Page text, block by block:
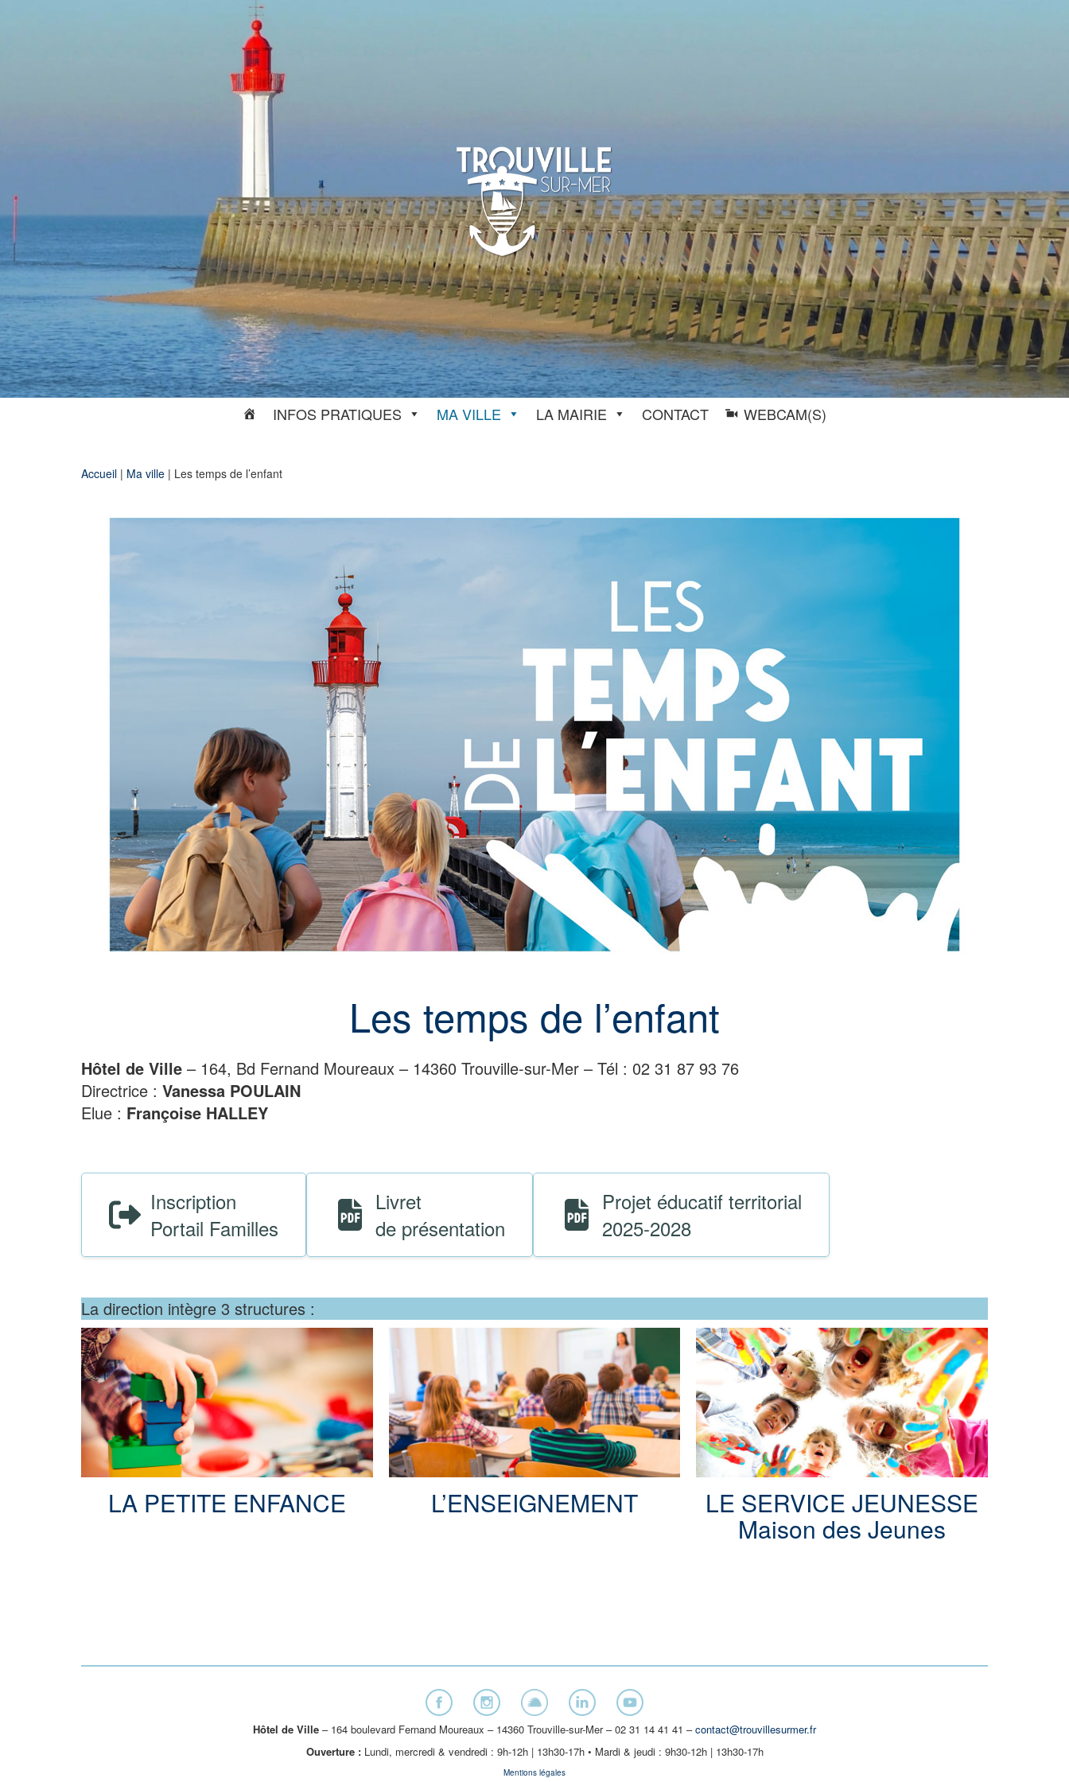
TROUVILLE-SUR-MER
INFOS PRATIQUES MA VILLE LA MAIRIE CONTACT WEBCAM(S)
Accueil | Ma ville | Les temps de l’enfant
Les temps de l’enfant
Hôtel de Ville – 164, Bd Fernand Moureaux – 14360 Trouville-sur-Mer – Tél : 02 31 87 93 76
Directrice : Vanessa POULAIN
Elue : Françoise HALLEY
Inscription
Portail Familles
Livret
de présentation
Projet éducatif territorial
2025-2028
La direction intègre 3 structures :
LA PETITE ENFANCE L’ENSEIGNEMENT LE SERVICE JEUNESSE
Maison des Jeunes
Hôtel de Ville – 164 boulevard Fernand Moureaux – 14360 Trouville-sur-Mer – 02 31 14 41 41 –contact@trouvillesurmer.fr
Ouverture :Lundi, mercredi & vendredi : 9h-12h | 13h30-17h • Mardi & jeudi : 9h30-12h | 13h30-17h
Mentions légales